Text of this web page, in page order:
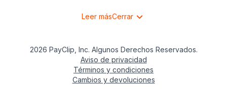
Leer másCerrar
2026 PayClip, Inc. Algunos Derechos Reservados.
Aviso de privacidad
Términos y condiciones
Cambios y devoluciones